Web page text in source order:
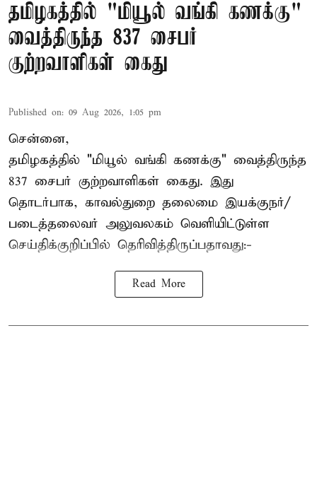
தமிழகத்தில் "மியூல் வங்கி கணக்கு"
வைத்திருந்த 837 சைபர்
குற்றவாளிகள் கைது
Published on: 09 Aug 2026, 1:05 pm
சென்னை,
தமிழகத்தில் "மியூல் வங்கி கணக்கு" வைத்திருந்த
837 சைபர் குற்றவாளிகள் கைது. இது
தொடர்பாக, காவல்துறை தலைமை இயக்குநர்/
படைத்தலைவர் அலுவலகம் வெளியிட்டுள்ள
செய்திக்குறிப்பில் தெரிவித்திருப்பதாவது:-
Read More